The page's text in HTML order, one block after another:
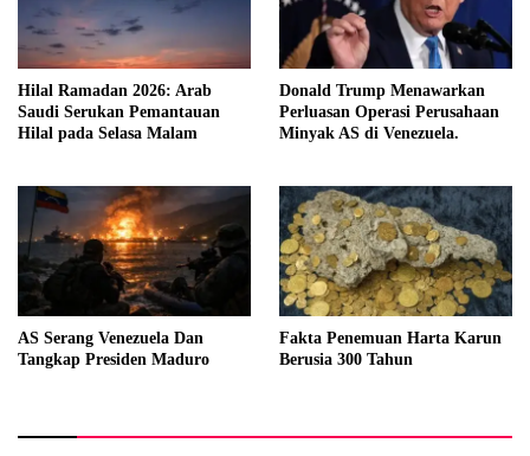
Hilal Ramadan 2026: Arab
Saudi Serukan Pemantauan
Hilal pada Selasa Malam
Donald Trump Menawarkan
Perluasan Operasi Perusahaan
Minyak AS di Venezuela.
AS Serang Venezuela Dan
Tangkap Presiden Maduro
Fakta Penemuan Harta Karun
Berusia 300 Tahun